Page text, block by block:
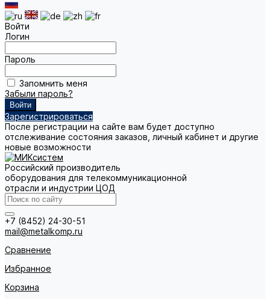
Войти
Логин
Пароль
Запомнить меня
Забыли пароль?
Зарегистрироваться
После регистрации на сайте вам будет доступно
отслеживание состояния заказов, личный кабинет и другие
новые возможности
Российский производитель
оборудования для телекоммуникационной
отрасли и индустрии ЦОД
+7 (8452) 24-30-51
mail@metalkomp.ru
Сравнение
Избранное
Корзина